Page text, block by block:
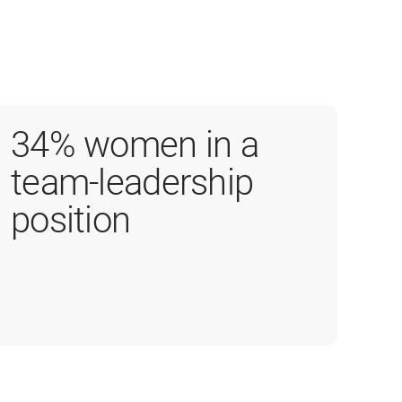
34% women in a
team-leadership
position